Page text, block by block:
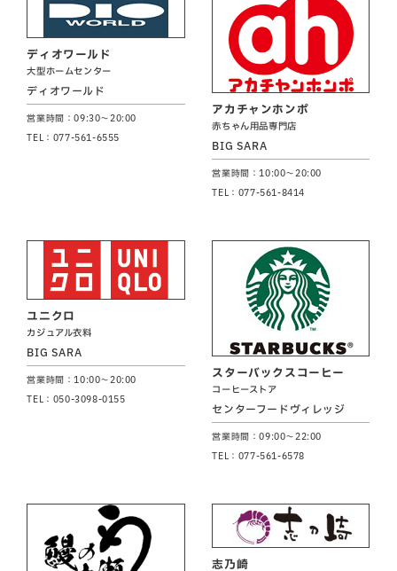
ディオワールド
大型ホームセンター
ディオワールド
営業時間：09:30～20:00
TEL：077-561-6555
アカチャンホンポ
赤ちゃん用品専門店
BIG SARA
営業時間：10:00～20:00
TEL：077-561-8414
ユニクロ
カジュアル衣料
BIG SARA
営業時間：10:00～20:00
TEL：050-3098-0155
スターバックスコーヒー
コーヒーストア
センターフードヴィレッジ
営業時間：09:00～22:00
TEL：077-561-6578
志乃崎